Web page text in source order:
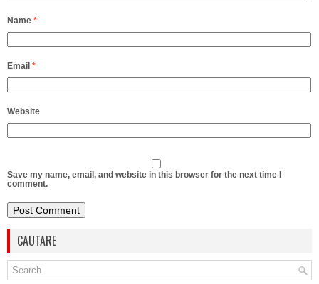
Name *
Email *
Website
Save my name, email, and website in this browser for the next time I
comment.
CAUTARE